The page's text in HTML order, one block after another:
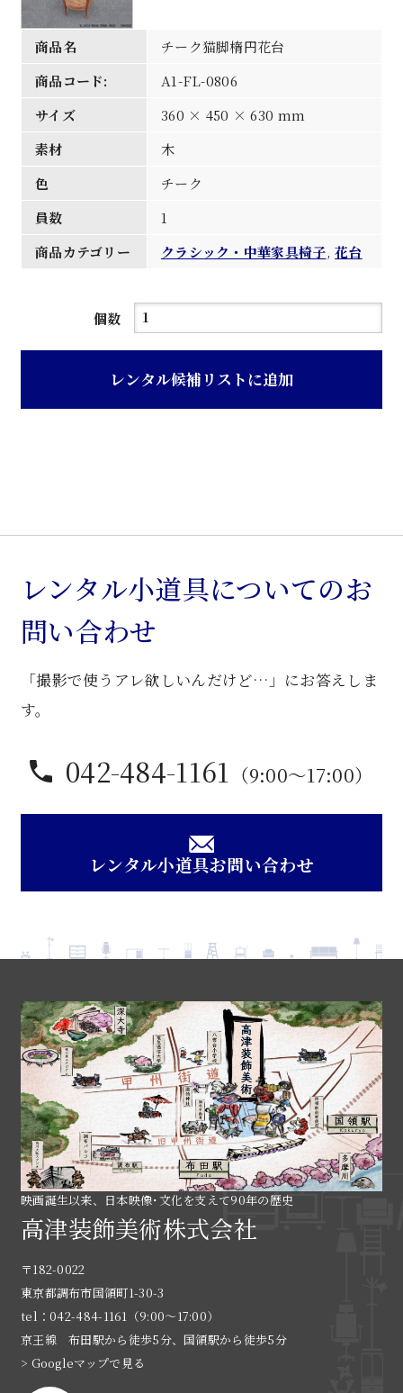
商品名
チーク猫脚楕円花台
商品コード:
A1-FL-0806
サイズ
360 × 450 × 630 mm
素材
木
色
チーク
員数
1
商品カテゴリー
クラシック・中華家具椅子,花台
個数
チ
猫
レンタル候補リストに追加
レンタル小道具についてのお
問い合わせ
「撮影で使うアレ欲しいんだけど…」にお答えしま
す。
042-484-1161 （9:00〜17:00）
レンタル小道具お問い合わせ
映画誕生以来、日本映像･文化を支えて90年の歴史
高津装飾美術株式会社
〒182-0022
東京都調布市国領町1-30-3
tel：042-484-1161（9:00〜17:00）
京王線 布田駅から徒歩5分、国領駅から徒歩5分
> Googleマップで見る